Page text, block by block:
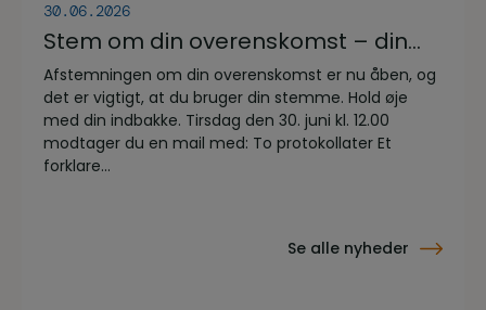
30.06.2026
Stem om din overenskomst – din
stemme er vigtig!
Afstemningen om din overenskomst er nu åben, og
det er vigtigt, at du bruger din stemme. Hold øje
med din indbakke. Tirsdag den 30. juni kl. 12.00
modtager du en mail med: To protokollater Et
forklare...
Se alle nyheder